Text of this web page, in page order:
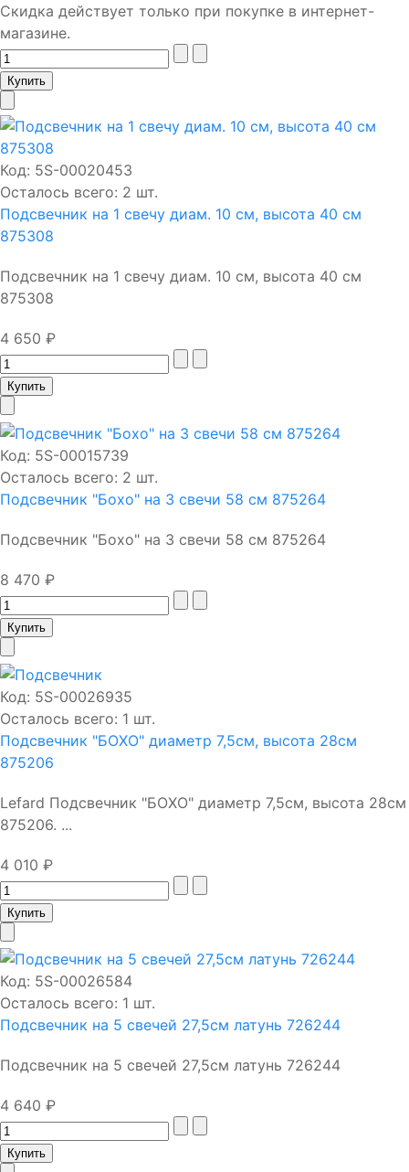
Скидка действует только при покупке в интернет-
магазине.
Код: 5S-00020453
Осталось всего: 2 шт.
Подсвечник на 1 свечу диам. 10 см, высота 40 см
875308
Подсвечник на 1 свечу диам. 10 см, высота 40 см
875308
4 650 ₽
Код: 5S-00015739
Осталось всего: 2 шт.
Подсвечник "Бохо" на 3 свечи 58 см 875264
Подсвечник "Бохо" на 3 свечи 58 см 875264
8 470 ₽
Код: 5S-00026935
Осталось всего: 1 шт.
Подсвечник "БОХО" диаметр 7,5см, высота 28см
875206
Lefard Подсвечник "БОХО" диаметр 7,5см, высота 28см
875206. ...
4 010 ₽
Код: 5S-00026584
Осталось всего: 1 шт.
Подсвечник на 5 свечей 27,5см латунь 726244
Подсвечник на 5 свечей 27,5см латунь 726244
4 640 ₽